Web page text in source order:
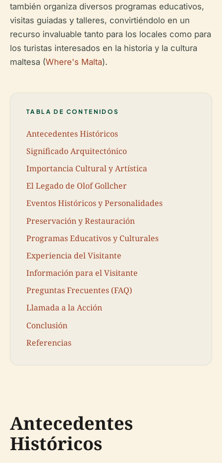
también organiza diversos programas educativos,
visitas guiadas y talleres, convirtiéndolo en un
recurso invaluable tanto para los locales como para
los turistas interesados en la historia y la cultura
maltesa (Where's Malta).
TABLA DE CONTENIDOS
Antecedentes Históricos
Significado Arquitectónico
Importancia Cultural y Artística
El Legado de Olof Gollcher
Eventos Históricos y Personalidades
Preservación y Restauración
Programas Educativos y Culturales
Experiencia del Visitante
Información para el Visitante
Preguntas Frecuentes (FAQ)
Llamada a la Acción
Conclusión
Referencias
Antecedentes
Históricos